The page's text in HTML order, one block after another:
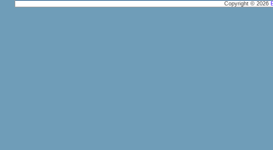
Copyright © 2026